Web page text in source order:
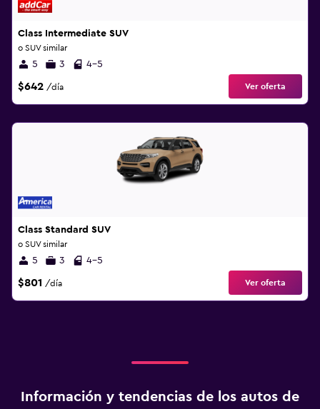
Class Intermediate SUV
o SUV similar
5 3 4-5
$642 /día Ver oferta
Class Standard SUV
o SUV similar
5 3 4-5
$801 /día Ver oferta
Información y tendencias de los autos de